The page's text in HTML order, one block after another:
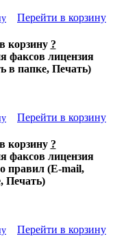
Перейти в корзину
корзину ?
факсов лицензия
в папке, Печать)
Перейти в корзину
корзину ?
факсов лицензия
правил (E-mail,
Печать)
Перейти в корзину